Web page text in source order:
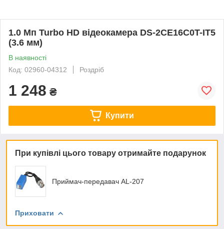
1.0 Мп Turbo HD відеокамера DS-2CE16C0T-IT5
(3.6 мм)
В наявності
Код: 02960-04312
Роздріб
1 248 ₴
Купити
При купівлі цього товару отримайте подарунок
Приймач-передавач AL-207
Приховати